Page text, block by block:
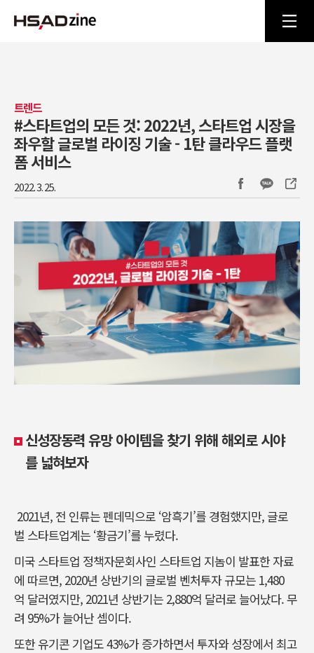
트렌드
#스타트업의 모든 것: 2022년, 스타트업 시장을
좌우할 글로벌 라이징 기술 - 1탄 클라우드 플랫
폼 서비스
2022. 3. 25.
신성장동력 유망 아이템을 찾기 위해 해외로 시야
를 넓혀보자
2021년, 전 인류는 펜데믹으로 ‘암흑기’를 경험했지만, 글로
벌 스타트업계는 ‘황금기’를 누렸다.
미국 스타트업 정책자문회사인 스타트업 지놈이 발표한 자료
에 따르면, 2020년 상반기의 글로벌 벤처투자 규모는 1,480
억 달러였지만, 2021년 상반기는 2,880억 달러로 늘어났다. 무
려 95%가 늘어난 셈이다.
또한 유기콘 기업도 43%가 증가하면서 투자와 성장에서 최고